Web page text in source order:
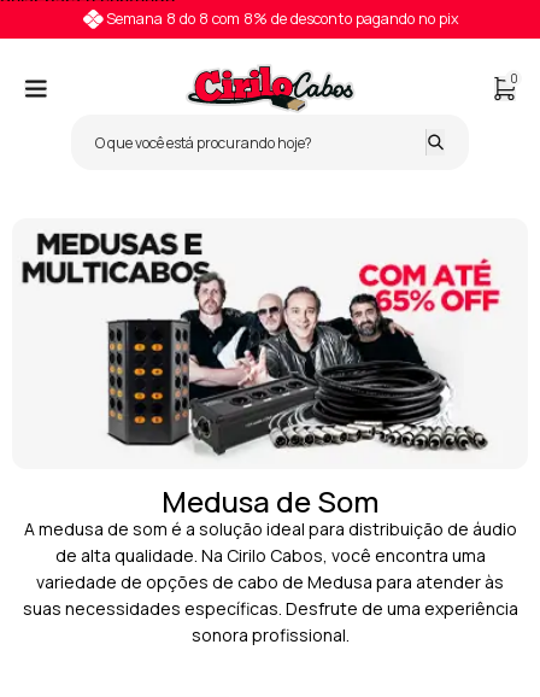
Semana 8 do 8 com 8% de desconto pagando no pix
0
Medusa de Som
A medusa de som é a solução ideal para distribuição de áudio
de alta qualidade. Na Cirilo Cabos, você encontra uma
variedade de opções de cabo de Medusa para atender às
suas necessidades específicas. Desfrute de uma experiência
sonora profissional.